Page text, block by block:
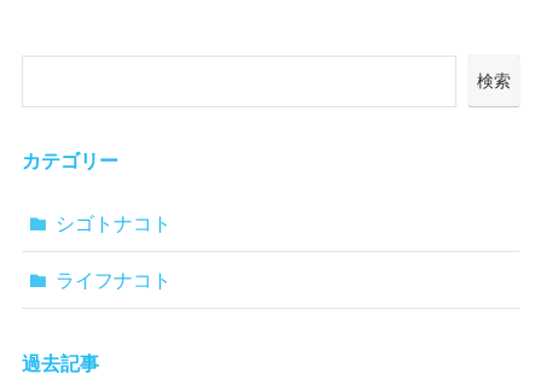
検索
カテゴリー
シゴトナコト
ライフナコト
過去記事